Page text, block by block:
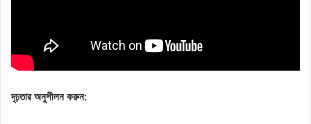
দৃঢ়তার অনুশীলন করুন: